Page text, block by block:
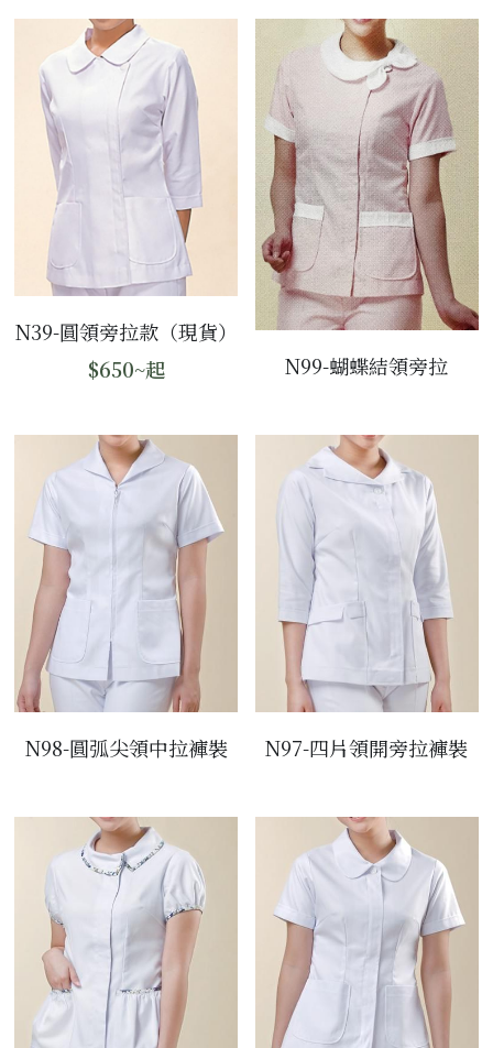
N39-圓領旁拉款（現貨）
$650~起
N99-蝴蝶結領旁拉
N98-圓弧尖領中拉褲裝 N97-四片領開旁拉褲裝